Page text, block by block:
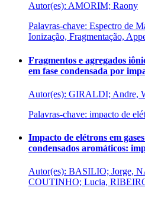
Autor(es): AMORIM; Raony
Palavras-chave: Espectro de
Ionização, Fragmentação,
Fragmentos e agregados
em fase condensada por
Autor(es): GIRALDI; Andre,
Palavras-chave: impacto de
Impacto de elétrons em
condensados aromáticos:
Autor(es): BASILIO; Jorge,
COUTINHO; Lucia,